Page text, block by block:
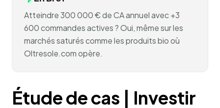
Atteindre 300 000 € de CA annuel avec +3
600 commandes actives ? Oui, même sur les
marchés saturés comme les produits bio où
Oltresole.com opère.
Étude de cas | Investir